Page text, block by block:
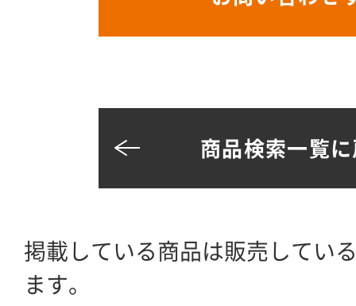
商品検索一覧
掲載している商品は販売してい
ます。